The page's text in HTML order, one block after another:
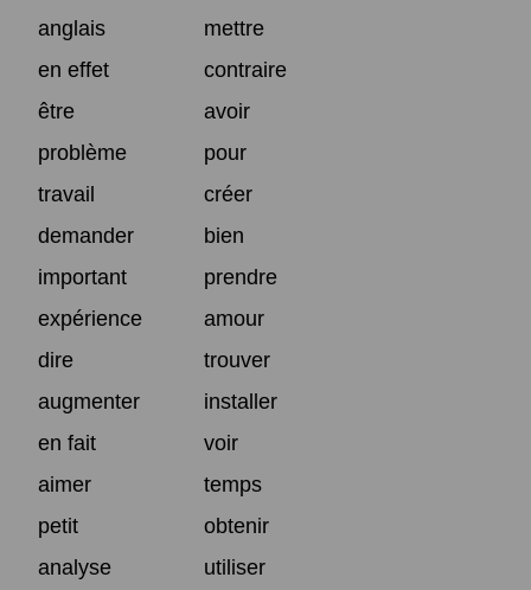
anglais
mettre
en effet
contraire
être
avoir
problème
pour
travail
créer
demander
bien
important
prendre
expérience
amour
dire
trouver
augmenter
installer
en fait
voir
aimer
temps
petit
obtenir
analyse
utiliser